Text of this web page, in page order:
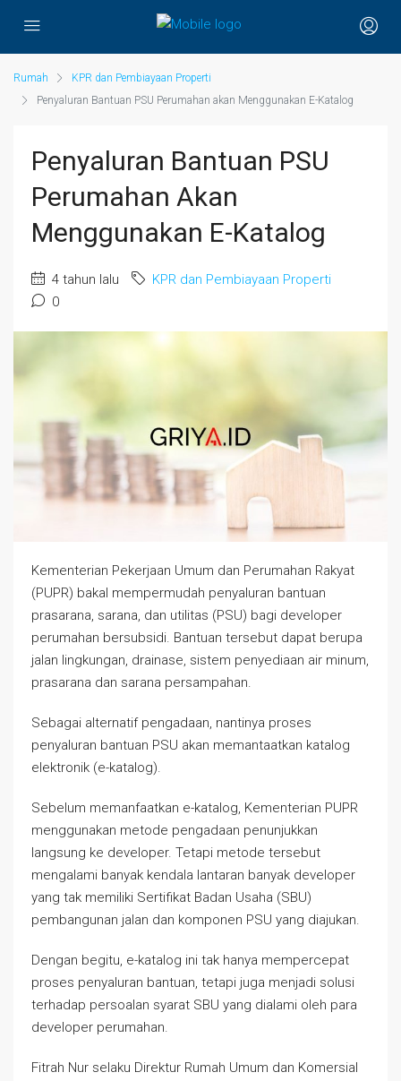
Rumah
KPR dan Pembiayaan Properti
Penyaluran Bantuan PSU Perumahan akan Menggunakan E-Katalog
Penyaluran Bantuan PSU
Perumahan Akan
Menggunakan E-Katalog
4 tahun lalu
KPR dan Pembiayaan Properti
0
Kementerian Pekerjaan Umum dan Perumahan Rakyat
(PUPR) bakal mempermudah penyaluran bantuan
prasarana, sarana, dan utilitas (PSU) bagi developer
perumahan bersubsidi. Bantuan tersebut dapat berupa
jalan lingkungan, drainase, sistem penyediaan air minum,
prasarana dan sarana persampahan.
Sebagai alternatif pengadaan, nantinya proses
penyaluran bantuan PSU akan memantaatkan katalog
elektronik (e-katalog).
Sebelum memanfaatkan e-katalog, Kementerian PUPR
menggunakan metode pengadaan penunjukkan
langsung ke developer. Tetapi metode tersebut
mengalami banyak kendala lantaran banyak developer
yang tak memiliki Sertifikat Badan Usaha (SBU)
pembangunan jalan dan komponen PSU yang diajukan.
Dengan begitu, e-katalog ini tak hanya mempercepat
proses penyaluran bantuan, tetapi juga menjadi solusi
terhadap persoalan syarat SBU yang dialami oleh para
developer perumahan.
Fitrah Nur selaku Direktur Rumah Umum dan Komersial